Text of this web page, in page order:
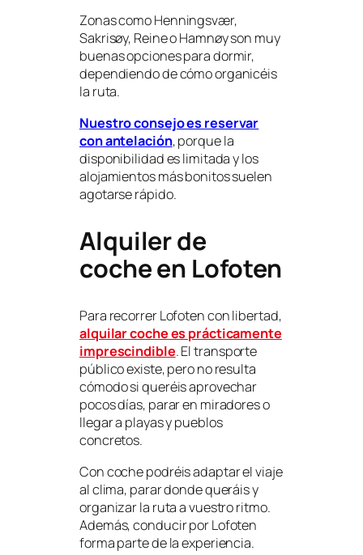
Zonas como Henningsvær,
Sakrisøy, Reine o Hamnøy son muy
buenas opciones para dormir,
dependiendo de cómo organicéis
la ruta.
Nuestro consejo es reservar
con antelación, porque la
disponibilidad es limitada y los
alojamientos más bonitos suelen
agotarse rápido.
Alquiler de
coche en Lofoten
Para recorrer Lofoten con libertad,
alquilar coche es prácticamente
imprescindible. El transporte
público existe, pero no resulta
cómodo si queréis aprovechar
pocos días, parar en miradores o
llegar a playas y pueblos
concretos.
Con coche podréis adaptar el viaje
al clima, parar donde queráis y
organizar la ruta a vuestro ritmo.
Además, conducir por Lofoten
forma parte de la experiencia.